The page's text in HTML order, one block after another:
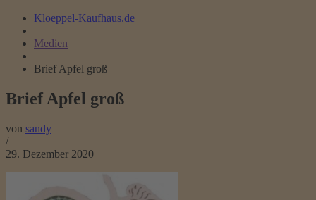
Kloeppel-Kaufhaus.de
Medien
Brief Apfel groß
Brief Apfel groß
von sandy
/
29. Dezember 2020